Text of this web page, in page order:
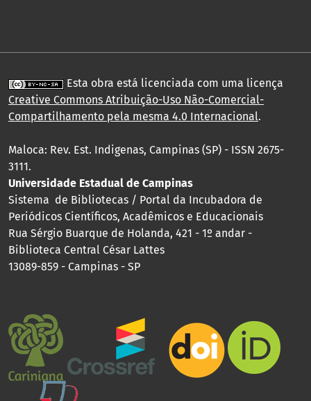
Esta obra está licenciada com uma licença
Creative Commons Atribuição-Uso Não-Comercial-
Compartilhamento pela mesma 4.0 Internacional.
Maloca: Rev. Est. Indigenas, Campinas (SP) - ISSN 2675-
3111.
Universidade Estadual de Campinas
Sistema de Bibliotecas / Portal da Incubadora de
Periódicos Científicos, Acadêmicos e Educacionais
Rua Sérgio Buarque de Holanda, 421 - 1º andar -
Biblioteca Central César Lattes
13089-859 - Campinas - SP